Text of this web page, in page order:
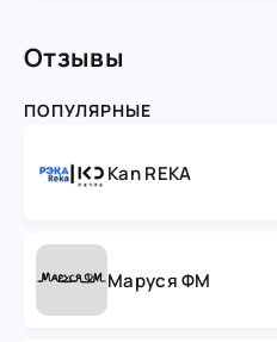
Отзывы
ПОПУЛЯРНЫЕ
Kan REKA
Маруся ФМ